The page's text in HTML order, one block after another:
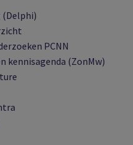
(Delphi)
PCNN
kennisagenda (ZonMw)